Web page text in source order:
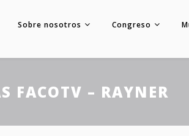
Sobre nosotros Congreso
FACOTV – RAYNER